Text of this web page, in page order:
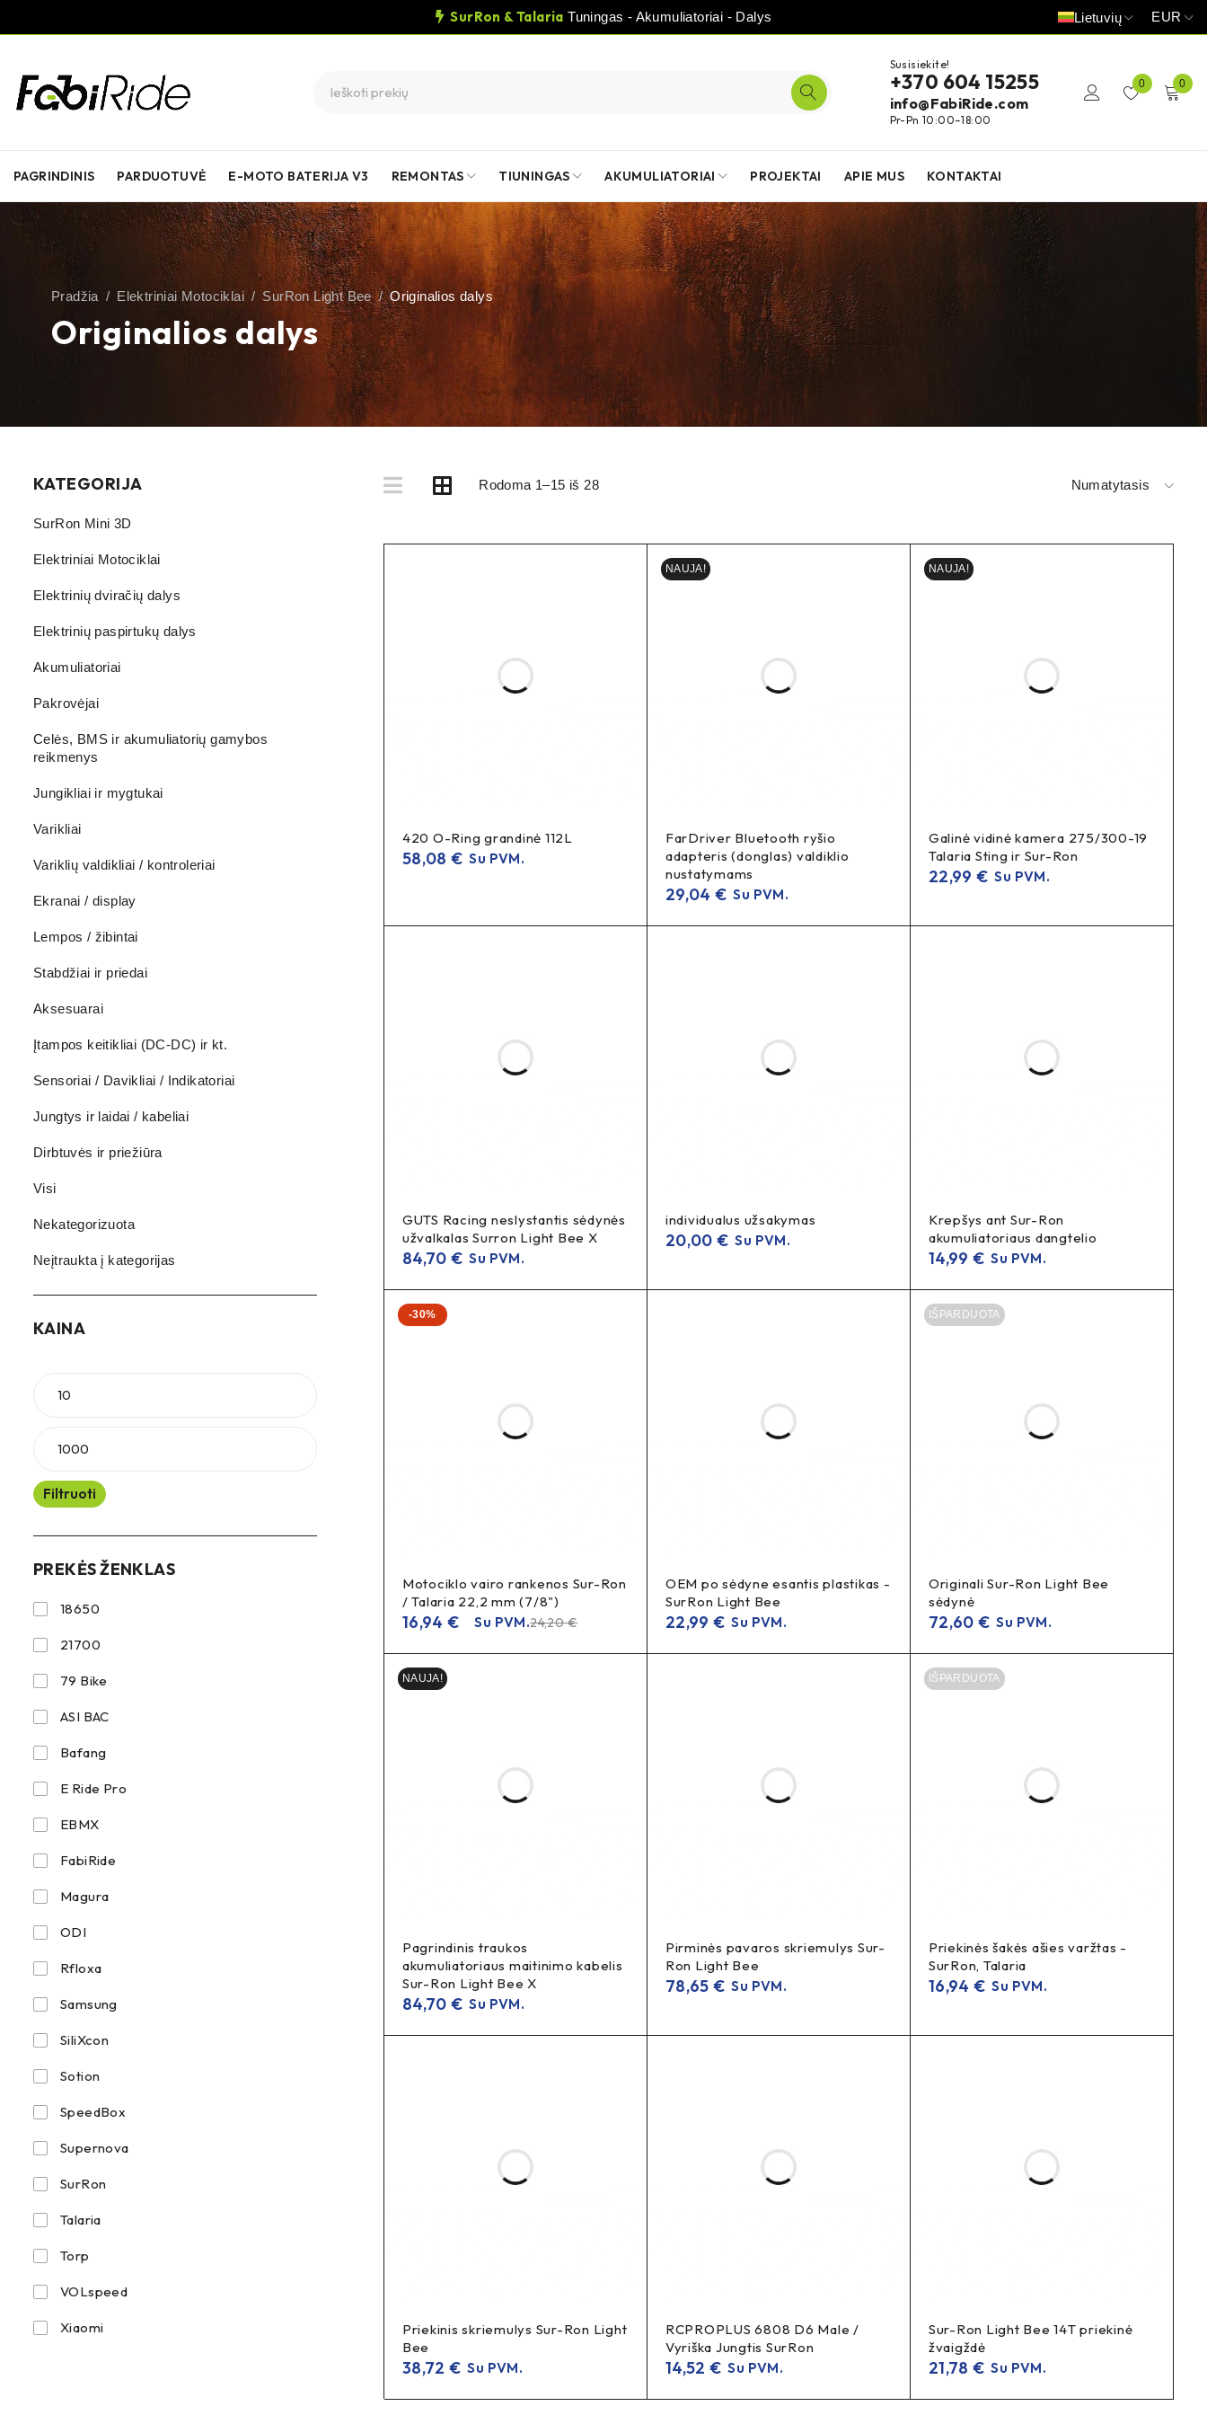
SurRon & Talaria Tuningas - Akumuliatoriai - Dalys Lietuvių EUR
Susisiekite!
+370 604 15255
info@FabiRide.com
Pr-Pn 10:00–18:00
0 0
PAGRINDINIS PARDUOTUVĖ E-MOTO BATERIJA V3 REMONTAS TIUNINGAS AKUMULIATORIAI PROJEKTAI APIE MUS KONTAKTAI
Originalios dalys
Pradžia / Elektriniai Motociklai / SurRon Light Bee / Originalios dalys
KATEGORIJA
SurRon Mini 3D
Elektriniai Motociklai
Elektrinių dviračių dalys
Elektrinių paspirtukų dalys
Akumuliatoriai
Pakrovėjai
Celės, BMS ir akumuliatorių gamybos
reikmenys
Jungikliai ir mygtukai
Varikliai
Variklių valdikliai / kontroleriai
Ekranai / display
Lempos / žibintai
Stabdžiai ir priedai
Aksesuarai
Įtampos keitikliai (DC-DC) ir kt.
Sensoriai / Davikliai / Indikatoriai
Jungtys ir laidai / kabeliai
Dirbtuvės ir priežiūra
Visi
Nekategorizuota
Neįtraukta į kategorijas
KAINA
Filtruoti
PREKĖS ŽENKLAS
18650
21700
79 Bike
ASI BAC
Bafang
E Ride Pro
EBMX
FabiRide
Magura
ODI
Rfloxa
Samsung
SiliXcon
Sotion
SpeedBox
Supernova
SurRon
Talaria
Torp
VOLspeed
Xiaomi
Rodoma 1–15 iš 28 Numatytasis
420 O-Ring grandinė 112L
58,08€ Su PVM.
NAUJA!
FarDriver Bluetooth ryšio
adapteris (donglas) valdiklio
nustatymams
29,04€ Su PVM.
NAUJA!
Galinė vidinė kamera 275/300-19
Talaria Sting ir Sur-Ron
22,99€ Su PVM.
GUTS Racing neslystantis sėdynės
užvalkalas Surron Light Bee X
84,70€ Su PVM.
individualus užsakymas
20,00€ Su PVM.
Krepšys ant Sur-Ron
akumuliatoriaus dangtelio
14,99€ Su PVM.
-30%
Motociklo vairo rankenos Sur-Ron
/ Talaria 22,2 mm (7/8")
24,20€
16,94€ Su PVM.
OEM po sėdyne esantis plastikas -
SurRon Light Bee
22,99€ Su PVM.
IŠPARDUOTA
Originali Sur-Ron Light Bee
sėdynė
72,60€ Su PVM.
NAUJA!
Pagrindinis traukos
akumuliatoriaus maitinimo kabelis
Sur-Ron Light Bee X
84,70€ Su PVM.
Pirminės pavaros skriemulys Sur-
Ron Light Bee
78,65€ Su PVM.
IŠPARDUOTA
Priekinės šakės ašies varžtas -
SurRon, Talaria
16,94€ Su PVM.
Priekinis skriemulys Sur-Ron Light
Bee
38,72€ Su PVM.
RCPROPLUS 6808 D6 Male /
Vyriška Jungtis SurRon
14,52€ Su PVM.
Sur-Ron Light Bee 14T priekinė
žvaigždė
21,78€ Su PVM.